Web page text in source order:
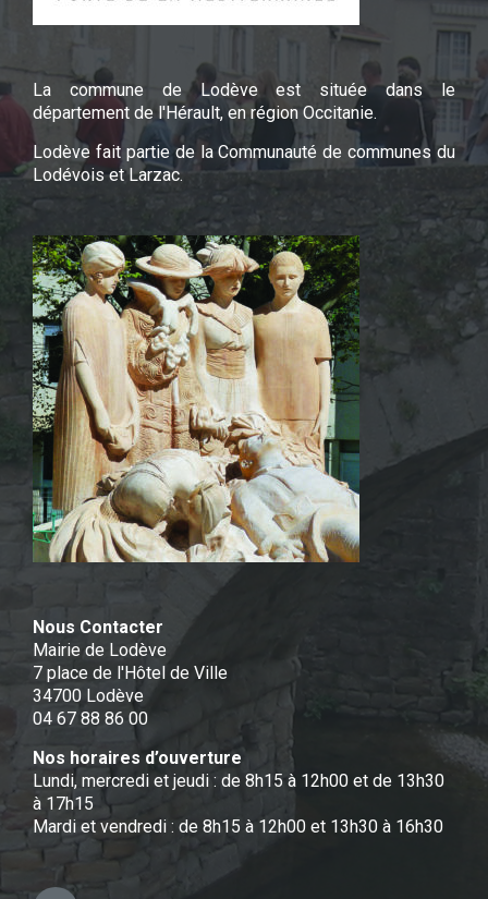
La commune de Lodève est située dans le
département de l'Hérault, en région Occitanie.
Lodève fait partie de la Communauté de communes du
Lodévois et Larzac.
Nous Contacter
Mairie de Lodève
7 place de l'Hôtel de Ville
34700 Lodève
04 67 88 86 00
Nos horaires d’ouverture
Lundi, mercredi et jeudi : de 8h15 à 12h00 et de 13h30
à 17h15
Mardi et vendredi : de 8h15 à 12h00 et 13h30 à 16h30